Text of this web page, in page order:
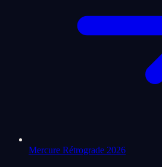
Mercure Rétrograde 2026